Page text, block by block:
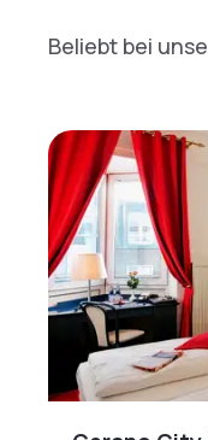
Beliebt bei